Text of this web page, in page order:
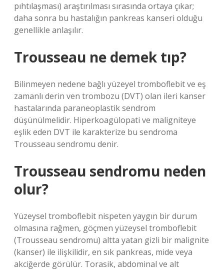
pıhtılaşması) araştırılması sırasında ortaya çıkar;
daha sonra bu hastalığın pankreas kanseri olduğu
genellikle anlaşılır.
Trousseau ne demek tıp?
Bilinmeyen nedene bağlı yüzeyel tromboflebit ve eş
zamanlı derin ven trombozu (DVT) olan ileri kanser
hastalarında paraneoplastik sendrom
düşünülmelidir. Hiperkoagülopati ve maligniteye
eşlik eden DVT ile karakterize bu sendroma
Trousseau sendromu denir.
Trousseau sendromu neden
olur?
Yüzeysel tromboflebit nispeten yaygın bir durum
olmasına rağmen, göçmen yüzeysel tromboflebit
(Trousseau sendromu) altta yatan gizli bir malignite
(kanser) ile ilişkilidir, en sık pankreas, mide veya
akciğerde görülür. Torasik, abdominal ve alt